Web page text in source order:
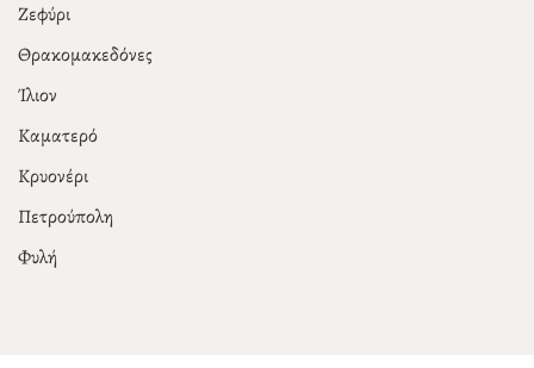
Ζεφύρι
Θρακομακεδόνες
Ίλιον
Καματερό
Κρυονέρι
Πετρούπολη
Φυλή